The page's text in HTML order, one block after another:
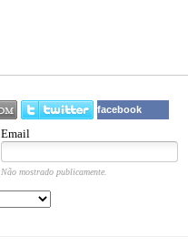
facebook
Email
Não mostrado publicamente.